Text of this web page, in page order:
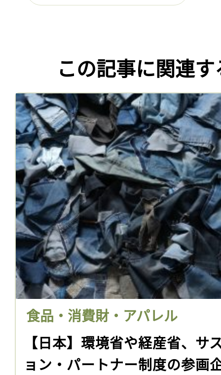
この記事に関連
食品・消費財・アパレル
【日本】環境省や経産省、サ
ョン・パートナー制度の参画